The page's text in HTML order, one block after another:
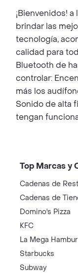
¡Bienvenidos!
brindar las
tecnología,
calidad para
Bluetooth de
controlar:
más los
Sonido de alta
tengan
Top Marcas y
Cadenas de
Cadenas de
Domino's Pizza
KFC
La Mega
Starbucks
Subway